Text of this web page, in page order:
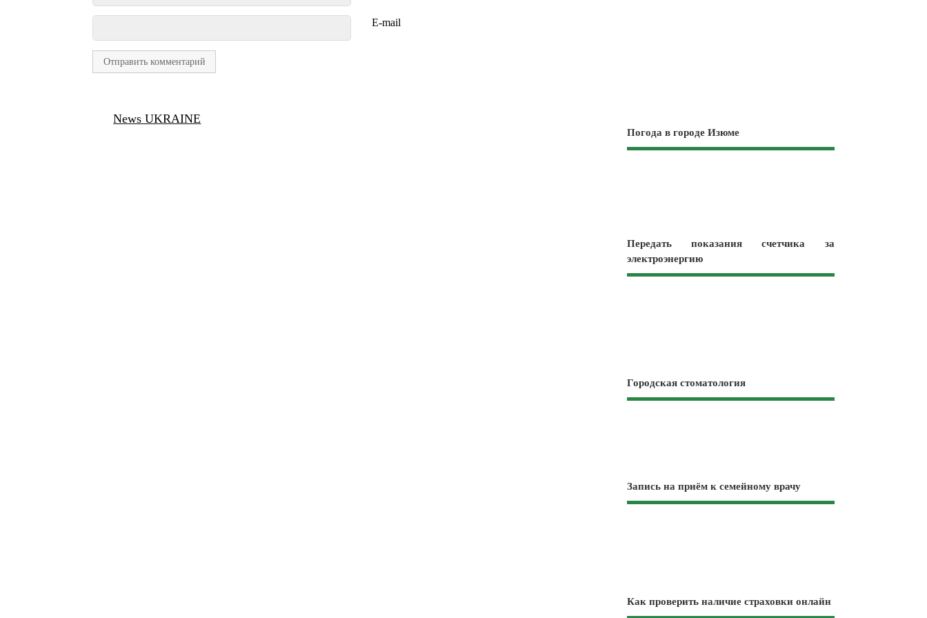
E-mail
News UKRAINE
Погода в городе Изюме
Передать показания счетчика за
электроэнергию
Городская стоматология
Запись на приём к семейному врачу
Как проверить наличие страховки онлайн